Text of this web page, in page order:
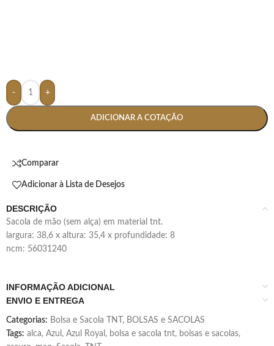
- +
ADICIONAR A COTAÇÃO
Comparar
Adicionar à Lista de Desejos
DESCRIÇÃO
sacola de mão (sem alça) em material tnt.
largura: 38,6 x altura: 35,4 x profundidade: 8
ncm: 56031240
INFORMAÇÃO ADICIONAL
ENVIO E ENTREGA
Categorias: Bolsa e Sacola TNT , BOLSAS e SACOLAS
Tags: alca, Azul , Azul Royal , bolsa e sacola tnt, bolsas e sacolas,